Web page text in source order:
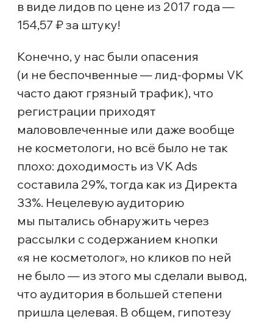
от мусорных площадок (dsp, большая
часть com. и иже с ними):
минусовали мусорные площадки;
начали увеличивать бюджеты
только после появления первых
регистраций;
наращивали бюджет итерациями,
без резких скачков.
Как и в прошлый раз, через 3 дня после
запуска пошли первые регистрации.
Скрин первой недели
Можно увидеть, что кампания на
аудитории отработала намного лучше
— при почти одинаковой стоимости
регистрации, конверсия выше в 4 раза:
0,75% у широкой РК и 2,97% у
аудиторной.
К концу второй недели